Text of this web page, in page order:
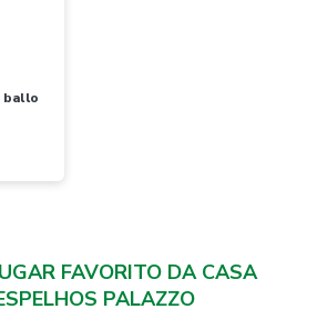
ballo
FAVORITO DA CASA
PALAZZO